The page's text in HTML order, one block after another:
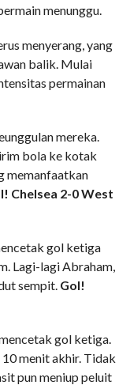
menunggu.
menyerang, yang
balik. Mulai
permainan
mereka.
bola ke kotak
memanfaatkan
Chelsea 2-0 West
gol ketiga
Lagi-lagi Abraham,
sempit. Gol!
gol ketiga.
menit akhir. Tidak
pun meniup peluit